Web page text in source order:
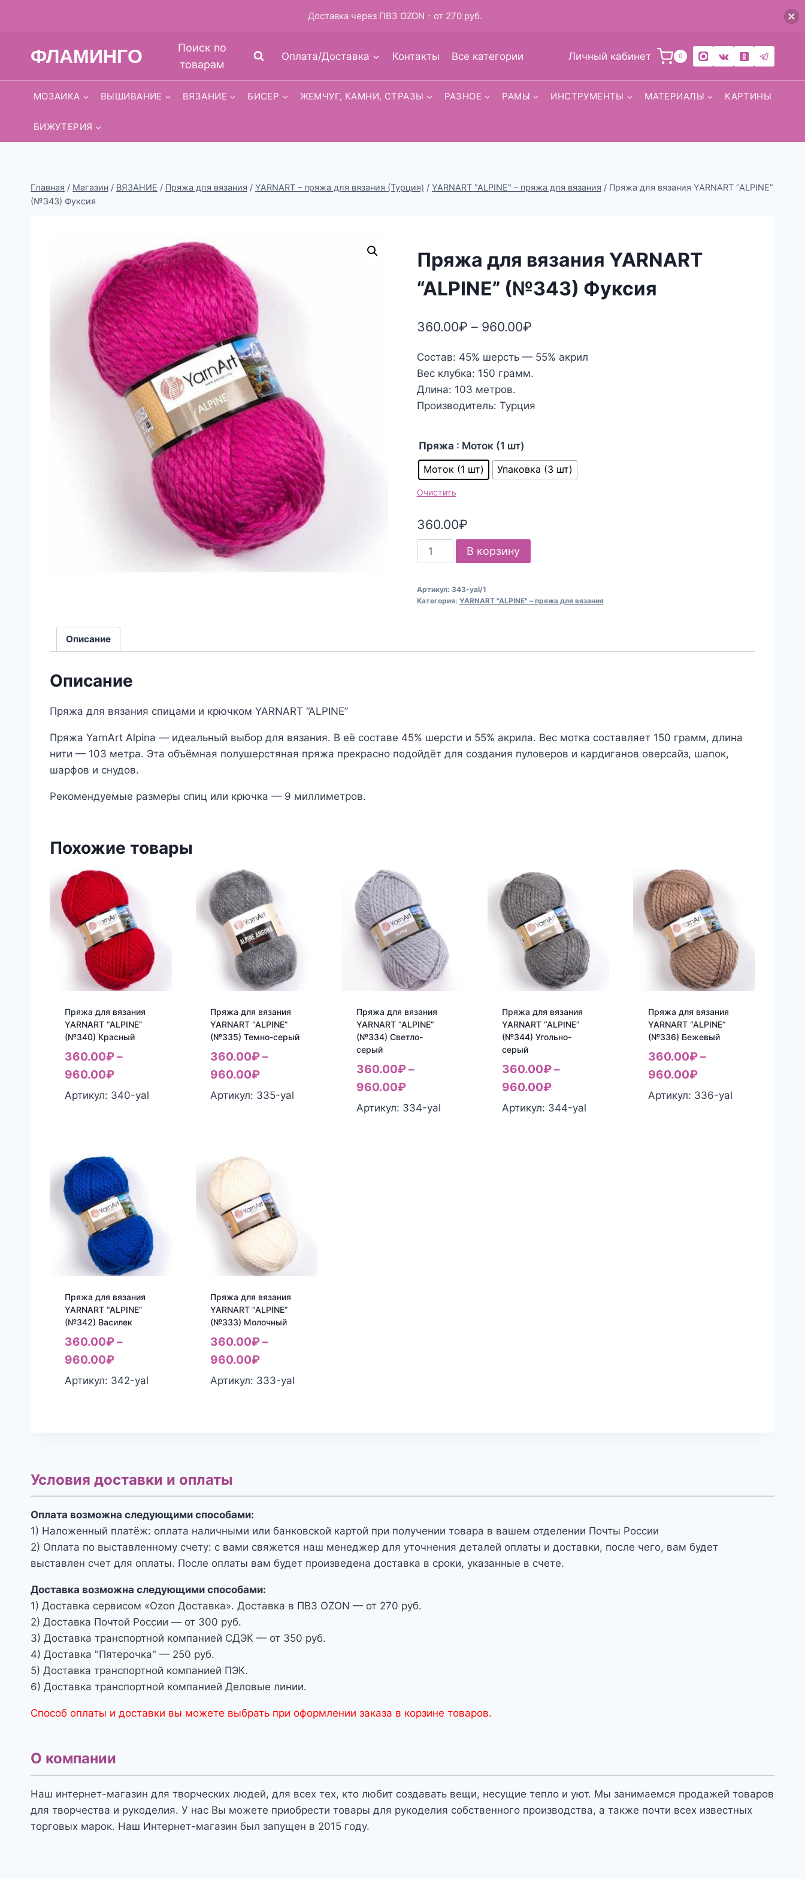
ФЛАМИНГО
Поиск по
товарам
Оплата/Доставка Контакты Все категории Личный кабинет 0
МОЗАИКА ВЫШИВАНИЕ ВЯЗАНИЕ БИСЕР ЖЕМЧУГ, КАМНИ, СТРАЗЫ РАЗНОЕ РАМЫ ИНСТРУМЕНТЫ МАТЕРИАЛЫ КАРТИНЫ
БИЖУТЕРИЯ
Главная / Магазин / ВЯЗАНИЕ / Пряжа для вязания / YARNART – пряжа для вязания (Турция) / YARNART "ALPINE" – пряжа для вязания / Пряжа для вязания YARNART “ALPINE”
(№343) Фуксия
Пряжа для вязания YARNART
“ALPINE” (№343) Фуксия
360.00₽ – 960.00₽
Состав: 45% шерсть — 55% акрил
Вес клубка: 150 грамм.
Длина: 103 метров.
Производитель: Турция
Пряжа : Моток (1 шт)
Моток (1 шт)
Упаковка (3 шт)
Очистить
360.00₽
Количество
товара
для
В корзину
Артикул: 343-yal/1
Категория: YARNART "ALPINE" – пряжа для вязания
Описание
Описание
Пряжа для вязания спицами и крючком YARNART “ALPINE”
Пряжа YarnArt Alpina — идеальный выбор для вязания. В её составе 45% шерсти и 55% акрила. Вес мотка составляет 150 грамм, длина
нити — 103 метра. Эта объёмная полушерстяная пряжа прекрасно подойдёт для создания пуловеров и кардиганов оверсайз, шапок,
шарфов и снудов.
Рекомендуемые размеры спиц или крючка — 9 миллиметров.
Похожие товары
Пряжа для вязания
YARNART “ALPINE”
(№340) Красный
360.00₽–
960.00₽
Артикул: 340-yal
Пряжа для вязания
YARNART “ALPINE”
(№335) Темно-серый
360.00₽–
960.00₽
Артикул: 335-yal
Пряжа для вязания
YARNART “ALPINE”
(№334) Cветло-
серый
360.00₽–
960.00₽
Артикул: 334-yal
Пряжа для вязания
YARNART “ALPINE”
(№344) Угольно-
серый
360.00₽–
960.00₽
Артикул: 344-yal
Пряжа для вязания
YARNART “ALPINE”
(№336) Бежевый
360.00₽–
960.00₽
Артикул: 336-yal
Пряжа для вязания
YARNART “ALPINE”
(№342) Василек
360.00₽–
960.00₽
Артикул: 342-yal
Пряжа для вязания
YARNART “ALPINE”
(№333) Молочный
360.00₽–
960.00₽
Артикул: 333-yal
Условия доставки и оплаты
Оплата возможна следующими способами:
1) Наложенный платёж: оплата наличными или банковской картой при получении товара в вашем отделении Почты России
2) Оплата по выставленному счету: с вами свяжется наш менеджер для уточнения деталей оплаты и доставки, после чего, вам будет
выставлен счет для оплаты. После оплаты вам будет произведена доставка в сроки, указанные в счете.
Доставка возможна следующими способами:
1) Доставка сервисом «Ozon Доставка». Доставка в ПВЗ OZON — от 270 руб.
2) Доставка Почтой России — от 300 руб.
3) Доставка транспортной компанией СДЭК — от 350 руб.
4) Доставка "Пятерочка" — 250 руб.
5) Доставка транспортной компанией ПЭК.
6) Доставка транспортной компанией Деловые линии.
Способ оплаты и доставки вы можете выбрать при оформлении заказа в корзине товаров.
О компании
Наш интернет-магазин для творческих людей, для всех тех, кто любит создавать вещи, несущие тепло и уют. Мы занимаемся продажей товаров
для творчества и рукоделия. У нас Вы можете приобрести товары для рукоделия собственного производства, а также почти всех известных
торговых марок. Наш Интернет-магазин был запущен в 2015 году.
Доставка через ПВЗ OZON - от 270 руб.